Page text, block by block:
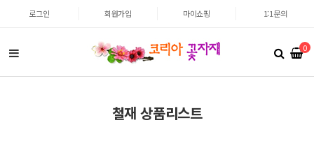
로그인 회원가입 마이쇼핑 1:1문의
0
철재 상품리스트